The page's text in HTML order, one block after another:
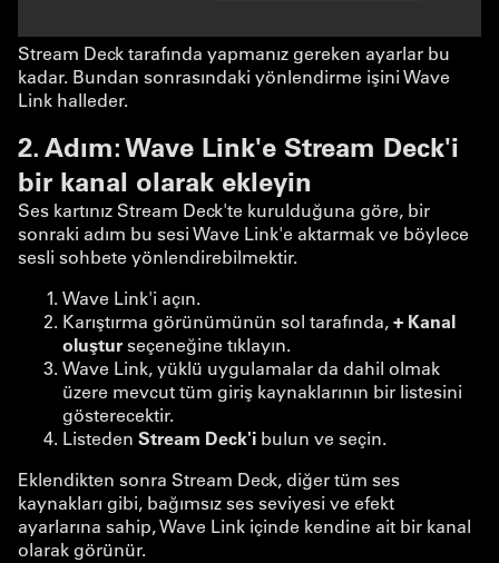
Stream Deck tarafında yapmanız gereken ayarlar bu
kadar. Bundan sonrasındaki yönlendirme işini Wave
Link halleder.
2. Adım: Wave Link'e Stream Deck'i
bir kanal olarak ekleyin
Ses kartınız Stream Deck'te kurulduğuna göre, bir
sonraki adım bu sesi Wave Link'e aktarmak ve böylece
sesli sohbete yönlendirebilmektir.
Wave Link'i açın.
Karıştırma görünümünün sol tarafında,+ Kanal
oluşturseçeneğine tıklayın.
Wave Link, yüklü uygulamalar da dahil olmak
üzere mevcut tüm giriş kaynaklarının bir listesini
gösterecektir.
Listeden Stream Deck'i bulun ve seçin.
Eklendikten sonra Stream Deck, diğer tüm ses
kaynakları gibi, bağımsız ses seviyesi ve efekt
ayarlarına sahip, Wave Link içinde kendine ait bir kanal
olarak görünür.